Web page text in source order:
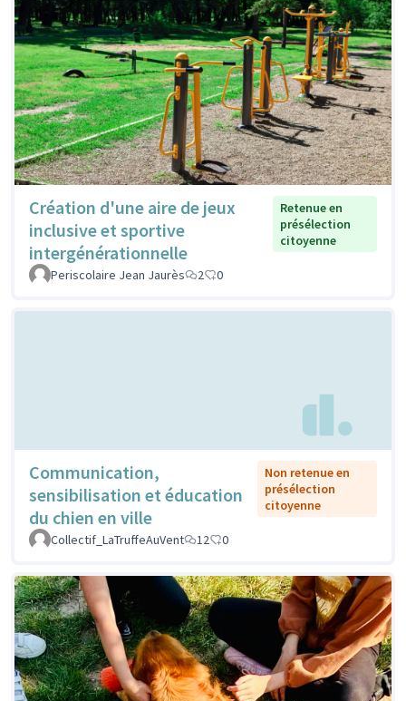
Création d'une aire de jeux
inclusive et sportive
intergénérationnelle
Retenue en
présélection
citoyenne
Periscolaire Jean Jaurès 2 0
Communication,
sensibilisation et éducation
du chien en ville
Non retenue en
présélection
citoyenne
Collectif_LaTruffeAuVent 12 0